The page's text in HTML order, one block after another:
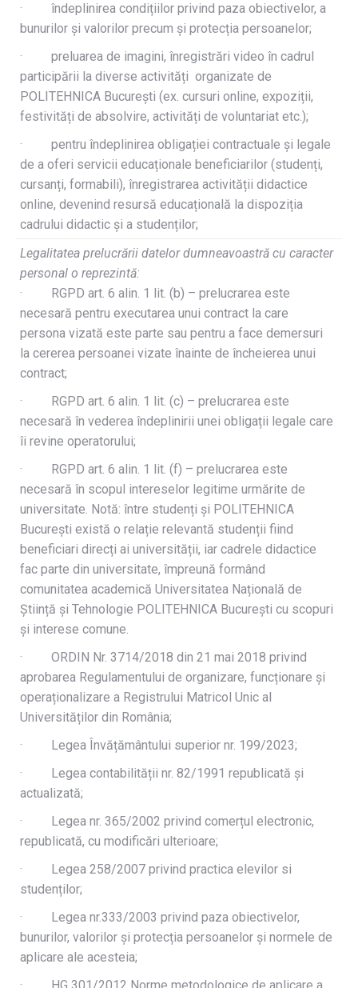
· îndeplinirea condițiilor privind paza obiectivelor, a
bunurilor și valorilor precum și protecția persoanelor;
· preluarea de imagini, înregistrări video în cadrul
participării la diverse activități organizate de
POLITEHNICA București (ex. cursuri online, expoziții,
festivități de absolvire, activități de voluntariat etc.);
· pentru îndeplinirea obligației contractuale și legale
de a oferi servicii educaționale beneficiarilor (studenți,
cursanți, formabili), înregistrarea activității didactice
online, devenind resursă educațională la dispoziția
cadrului didactic și a studenților;
Legalitatea prelucrării datelor dumneavoastră cu caracter
personal o reprezintă:
· RGPD art. 6 alin. 1 lit. (b) – prelucrarea este
necesară pentru executarea unui contract la care
persona vizată este parte sau pentru a face demersuri
la cererea persoanei vizate înainte de încheierea unui
contract;
· RGPD art. 6 alin. 1 lit. (c) – prelucrarea este
necesară în vederea îndeplinirii unei obligații legale care
îi revine operatorului;
· RGPD art. 6 alin. 1 lit. (f) – prelucrarea este
necesară în scopul intereselor legitime urmărite de
universitate. Notă: între studenți și POLITEHNICA
București există o relație relevantă studenții fiind
beneficiari direcți ai universității, iar cadrele didactice
fac parte din universitate, împreună formând
comunitatea academică Universitatea Națională de
Știință și Tehnologie POLITEHNICA București cu scopuri
și interese comune.
· ORDIN Nr. 3714/2018 din 21 mai 2018 privind
aprobarea Regulamentului de organizare, funcționare și
operaționalizare a Registrului Matricol Unic al
Universităților din România;
· Legea Învățământului superior nr. 199/2023;
· Legea contabilității nr. 82/1991 republicată și
actualizată;
· Legea nr. 365/2002 privind comerțul electronic,
republicată, cu modificări ulterioare;
· Legea 258/2007 privind practica elevilor si
studenților;
· Legea nr.333/2003 privind paza obiectivelor,
bunurilor, valorilor și protecția persoanelor și normele de
aplicare ale acesteia;